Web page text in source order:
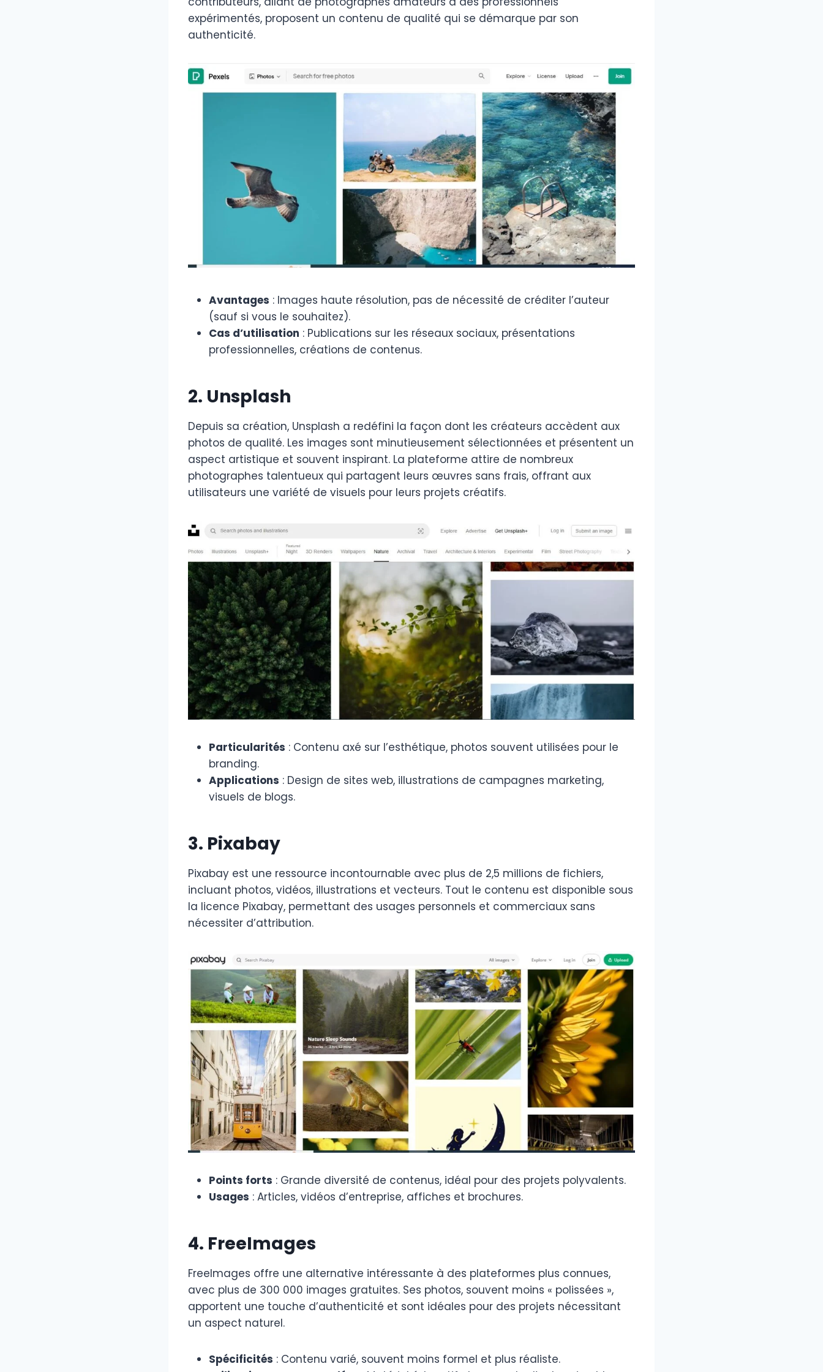
expérimentés, proposent un contenu de qualité qui se démarque par son
authenticité.
Avantages : Images haute résolution, pas de nécessité de créditer l’auteur
(sauf si vous le souhaitez).
Cas d’utilisation : Publications sur les réseaux sociaux, présentations
professionnelles, créations de contenus.
2. Unsplash
Depuis sa création, Unsplash a redéfini la façon dont les créateurs accèdent aux
photos de qualité. Les images sont minutieusement sélectionnées et présentent un
aspect artistique et souvent inspirant. La plateforme attire de nombreux
photographes talentueux qui partagent leurs œuvres sans frais, offrant aux
utilisateurs une variété de visuels pour leurs projets créatifs.
Particularités : Contenu axé sur l’esthétique, photos souvent utilisées pour le
branding.
Applications : Design de sites web, illustrations de campagnes marketing,
visuels de blogs.
3. Pixabay
Pixabay est une ressource incontournable avec plus de 2,5 millions de fichiers,
incluant photos, vidéos, illustrations et vecteurs. Tout le contenu est disponible sous
la licence Pixabay, permettant des usages personnels et commerciaux sans
nécessiter d’attribution.
Points forts : Grande diversité de contenus, idéal pour des projets polyvalents.
Usages : Articles, vidéos d’entreprise, affiches et brochures.
4. FreeImages
FreeImages offre une alternative intéressante à des plateformes plus connues,
avec plus de 300 000 images gratuites. Ses photos, souvent moins « polissées »,
apportent une touche d’authenticité et sont idéales pour des projets nécessitant
un aspect naturel.
Spécificités : Contenu varié, souvent moins formel et plus réaliste.